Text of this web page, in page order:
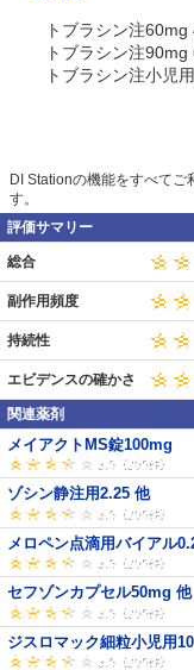
トブラシン注
トブラシン注
トブラシン注小児
DI Stationの機能をすべてご
す。
評価サマリー
総合
副作用頻度
持続性
エビデンスの確かさ
関連薬剤
メイアクトMS錠100mg
ゾシン静注用2.25 他
メロペン点滴用バイアル
セフゾンカプセル50mg 他
ジスロマック細粒小児用